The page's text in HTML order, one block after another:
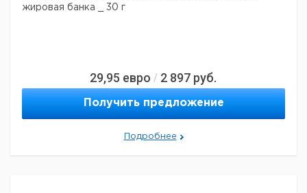
жировая банка _ 30 г
29,95 евро / 2 897 руб.
Получить предложение
Подробнее